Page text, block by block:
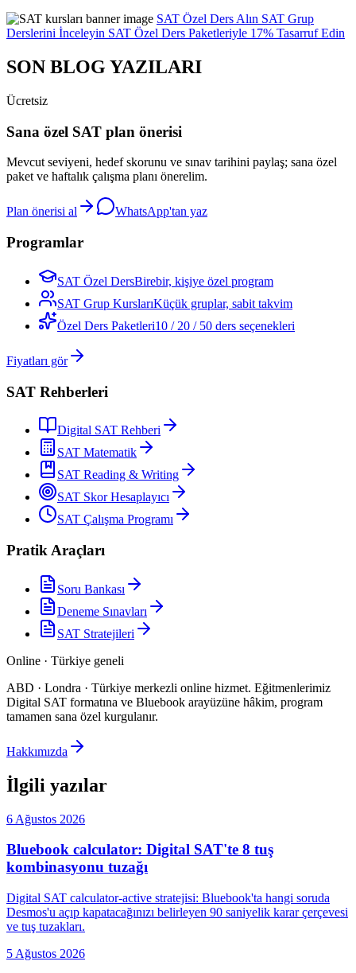
SAT Özel Ders Alın SAT Grup
Derslerini İnceleyin SAT Özel Ders Paketleriyle 17% Tasarruf Edin
SON BLOG YAZILARI
Ücretsiz
Sana özel SAT plan önerisi
Mevcut seviyeni, hedef skorunu ve sınav tarihini paylaş; sana özel
paket ve haftalık çalışma planı önerelim.
Plan önerisi al WhatsApp'tan yaz
Programlar
SAT Özel DersBirebir, kişiye özel program
SAT Grup KurslarıKüçük gruplar, sabit takvim
Özel Ders Paketleri10 / 20 / 50 ders seçenekleri
Fiyatları gör
SAT Rehberleri
Digital SAT Rehberi
SAT Matematik
SAT Reading & Writing
SAT Skor Hesaplayıcı
SAT Çalışma Programı
Pratik Araçları
Soru Bankası
Deneme Sınavları
SAT Stratejileri
Online · Türkiye geneli
ABD · Londra · Türkiye merkezli online hizmet. Eğitmenlerimiz
Digital SAT formatına ve Bluebook arayüzüne hâkim, program
tamamen sana özel kurgulanır.
Hakkımızda
İlgili yazılar
6 Ağustos 2026
Bluebook calculator: Digital SAT'te 8 tuş
kombinasyonu tuzağı
Digital SAT calculator-active stratejisi: Bluebook'ta hangi soruda
Desmos'u açıp kapatacağınızı belirleyen 90 saniyelik karar çerçevesi
ve tuş tuzakları.
5 Ağustos 2026